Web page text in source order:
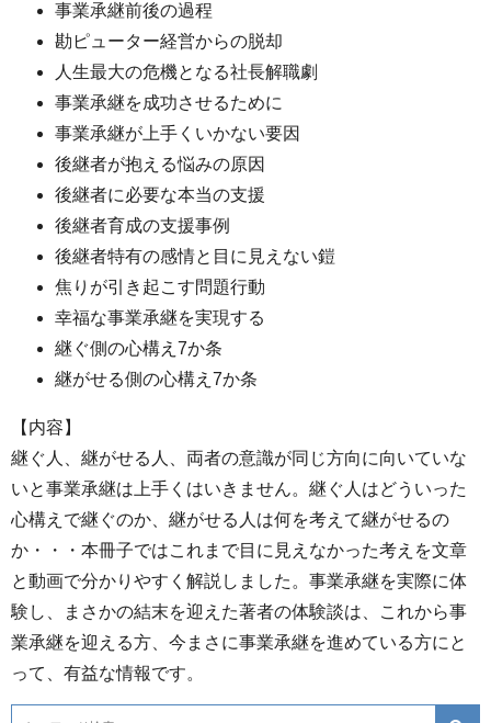
事業承継前後の過程
勘ピューター経営からの脱却
人生最大の危機となる社長解職劇
事業承継を成功させるために
事業承継が上手くいかない要因
後継者が抱える悩みの原因
後継者に必要な本当の支援
後継者育成の支援事例
後継者特有の感情と目に見えない鎧
焦りが引き起こす問題行動
幸福な事業承継を実現する
継ぐ側の心構え7か条
継がせる側の心構え7か条
【内容】
継ぐ人、継がせる人、両者の意識が同じ方向に向いていな
いと事業承継は上手くはいきません。継ぐ人はどういった
心構えで継ぐのか、継がせる人は何を考えて継がせるの
か・・・本冊子ではこれまで目に見えなかった考えを文章
と動画で分かりやすく解説しました。事業承継を実際に体
験し、まさかの結末を迎えた著者の体験談は、これから事
業承継を迎える方、今まさに事業承継を進めている方にと
って、有益な情報です。